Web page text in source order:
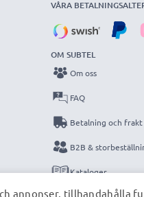
VÅRA
OM SUBTEL
Om oss
FAQ
Betalning och frakt
B2B &
Kataloger
annonser, tillhandahålla